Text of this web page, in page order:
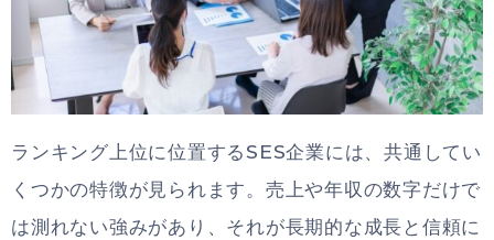
ランキング上位に位置するSES企業には、共通してい
くつかの特徴が見られます。売上や年収の数字だけで
は測れない強みがあり、それが長期的な成長と信頼に